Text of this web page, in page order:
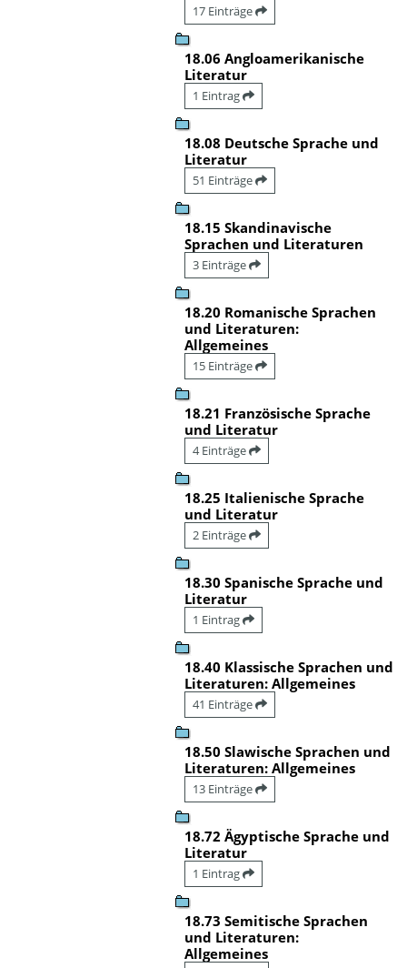
17 Einträge
18.06 Angloamerikanische
Literatur
1 Eintrag
18.08 Deutsche Sprache und
Literatur
51 Einträge
18.15 Skandinavische
Sprachen und Literaturen
3 Einträge
18.20 Romanische Sprachen
und Literaturen:
Allgemeines
15 Einträge
18.21 Französische Sprache
und Literatur
4 Einträge
18.25 Italienische Sprache
und Literatur
2 Einträge
18.30 Spanische Sprache und
Literatur
1 Eintrag
18.40 Klassische Sprachen und
Literaturen: Allgemeines
41 Einträge
18.50 Slawische Sprachen und
Literaturen: Allgemeines
13 Einträge
18.72 Ägyptische Sprache und
Literatur
1 Eintrag
18.73 Semitische Sprachen
und Literaturen:
Allgemeines